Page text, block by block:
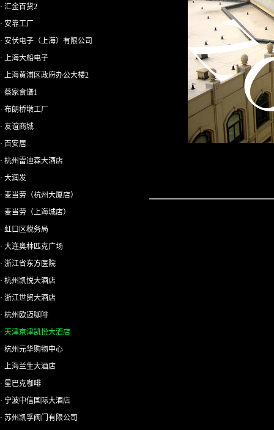
· 汇金百货2
· 安靠工厂
· 安伏电子（上海）有限公司
· 上海大船电子
· 上海黄浦区政府办公大楼2
· 蔡家食谱1
· 布朗桥墩工厂
· 友谊商城
· 百安居
· 杭州雷迪森大酒店
· 大润发
· 麦当劳（杭州大厦店）
· 麦当劳（上海城店）
· 虹口区税务局
· 大连奥林匹克广场
· 浙江省东方医院
· 杭州凯悦大酒店
· 浙江世贸大酒店
· 杭州欧迈咖啡
· 天津京津凯悦大酒店
· 杭州元华购物中心
· 上海兰生大酒店
· 星巴克咖啡
· 宁波中信国际大酒店
· 苏州凯孚阀门有限公司